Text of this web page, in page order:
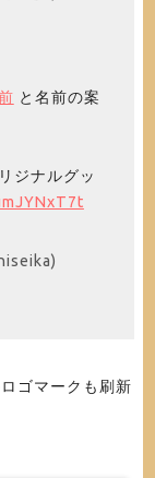
と名前の案
ジナルグッ
ゴマークも刷新